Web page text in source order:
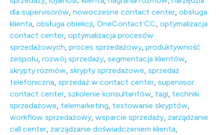
dla supervisorów, nowoczesne contact center, obsługa
klienta, obsługa obiekcji, OneContact CC, optymalizacja
contact center, optymalizacja procesów
sprzedażowych, proces sprzedażowy, produktywność
zespołu, rozwój sprzedaży, segmentacja klientów,
skrypty rozmów, skrypty sprzedażowe, sprzedaż
telefoniczna, sprzedaż w contact center, supervisor
contact center, szkolenie konsultantów, tagi, techniki
sprzedażowe, telemarketing, testowanie skryptów,
workflow sprzedażowy, wsparcie sprzedaży, zarządzanie
call center, zarządzanie doświadczeniem klienta,